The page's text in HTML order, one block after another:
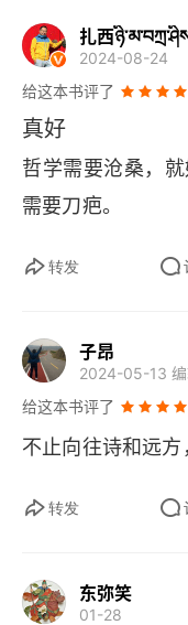
刺的是，阳了的
知道是不是完全
出很淡的味道。
被迫成为咀嚼机
消失的东西成为
是回到过去，而是
拍到的，可是现
候我好像理解这
作者在书中所说
那么紧密，几乎
都凝固着人类的
生活关系，生出
的需要那么多物
么越是在社交媒
被提到，看这本
系、关注附近的
要穿冲锋衣、防
扎西
2024-08-24
给这本书评了
真好
哲学需要沧桑，
需要刀疤。
转发
子昂
2024-05-13
给这本书评了
不止向往诗和远方
转发
东弥笑
01-28